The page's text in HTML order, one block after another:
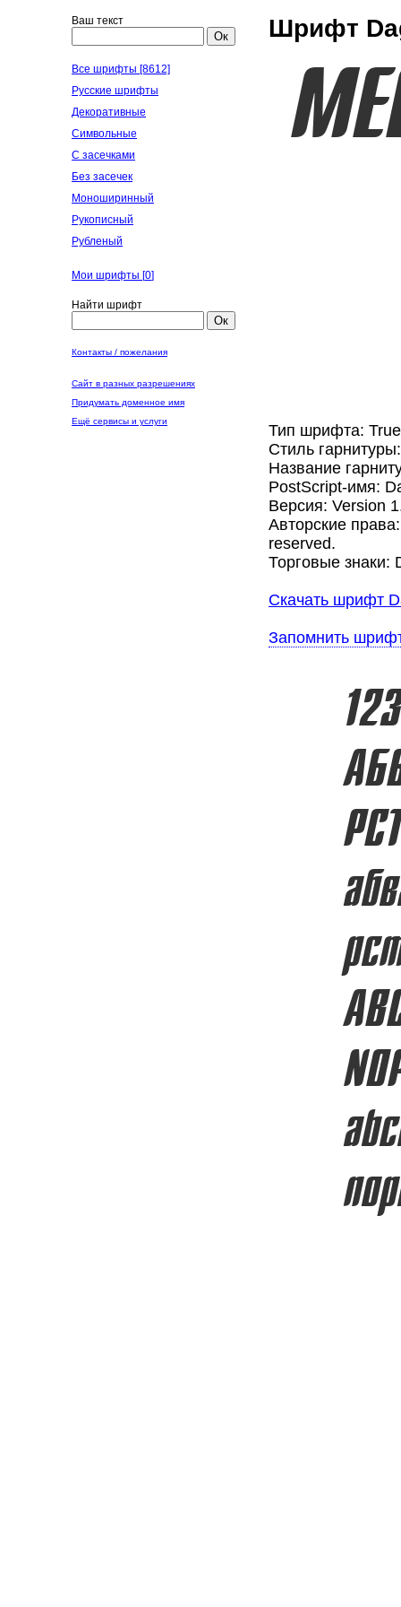
Ваш текст
Ок
Все шрифты [8612]
Русские шрифты
Декоративные
Символьные
С засечками
Без засечек
Моноширинный
Рукописный
Рубленый
Мои шрифты [0]
Найти шрифт
Ок
Контакты / пожелания
Сайт в разных разрешениях
Придумать доменное имя
Ещё сервисы и услуги
Шрифт
Тип шрифта:
Стиль
Название
PostScript-имя:
Версия: Version
Авторские
reserved.
Торговые знаки:
Скачать шрифт
Запомнить